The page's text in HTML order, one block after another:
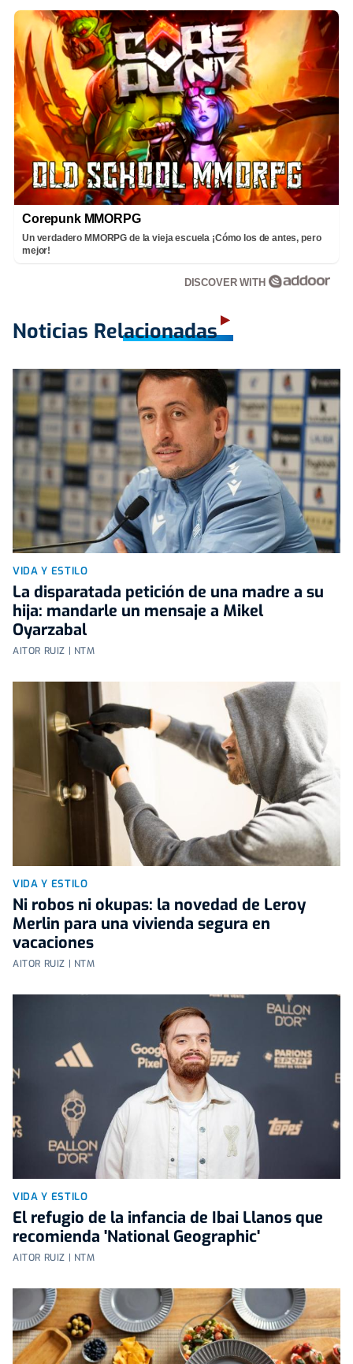
Corepunk MMORPG
Un verdadero MMORPG de la vieja escuela ¡Cómo los de antes, pero
mejor!
DISCOVER WITH
Noticias Relacionadas
VIDA Y ESTILO
La disparatada petición de una madre a su
hija: mandarle un mensaje a Mikel
Oyarzabal
AITOR RUIZ | NTM
VIDA Y ESTILO
Ni robos ni okupas: la novedad de Leroy
Merlin para una vivienda segura en
vacaciones
AITOR RUIZ | NTM
VIDA Y ESTILO
El refugio de la infancia de Ibai Llanos que
recomienda 'National Geographic'
AITOR RUIZ | NTM